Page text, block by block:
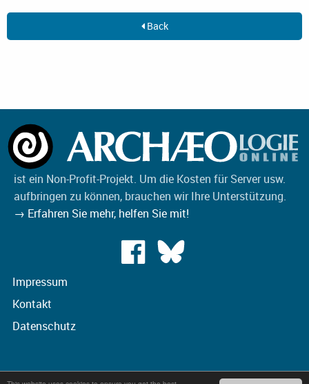
Back
ist ein Non-Profit-Projekt. Um die Kosten für Server usw.
aufbringen zu können, brauchen wir Ihre Unterstützung.
→ Erfahren Sie mehr, helfen Sie mit!
Impressum
Kontakt
Datenschutz